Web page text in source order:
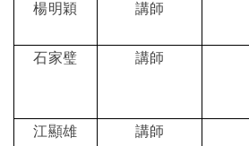
楊明穎 講師
石家璧 講師
江顯雄 講師